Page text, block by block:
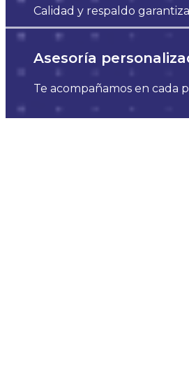
Calidad y respaldo
Asesoría
Te acompañamos en cada